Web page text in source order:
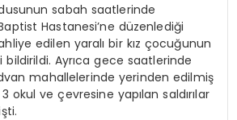
sabah saatlerinde
Hastanesi’ne düzenlediği
edilen yaralı bir kız çocuğunun
bildirildi. Ayrıca gece saatlerinde
mahallelerinde yerinden edilmiş
3 okul ve çevresine yapılan saldırılar